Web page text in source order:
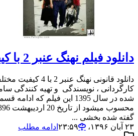
دانلود فیلم نهنگ عنبر 2 با کیفیت بالا
کارگردانی ، نویسندگی و تهیه کنندگی
شده در سال 1395 این فیلم
گفته شده بخشی ...
۲۳ آبان ۱۳۹۶،‏ ۲۳:۵۹
ادامه مطلب